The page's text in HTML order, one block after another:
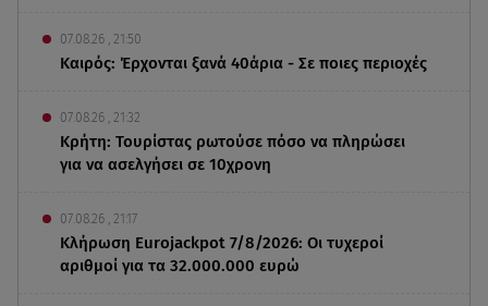
07.08.26 , 21:50
Καιρός: Έρχονται ξανά 40άρια - Σε ποιες περιοχές
07.08.26 , 21:32
Κρήτη: Τουρίστας ρωτούσε πόσο να πληρώσει
για να ασελγήσει σε 10χρονη
07.08.26 , 21:17
Κλήρωση Eurojackpot 7/8/2026: Οι τυχεροί
αριθμοί για τα 32.000.000 ευρώ